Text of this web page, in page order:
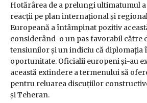
Hotărârea de a prelungi ultimatumul
reacții pe plan internațional și
Europeană a întâmpinat pozitiv
considerând-o un pas favorabil către
tensiunilor și un indiciu că diplomația
oportunitate. Oficialii europeni și-au
această extindere a termenului să
pentru reluarea discuțiilor
și Teheran.